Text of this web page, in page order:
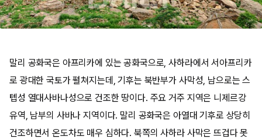
말리 공화국은 아프리카에 있는 공화국으로, 사하라에서 서아프리카
로 광대한 국토가 펼쳐지는데, 기후는 북반부가 사막성, 남으로는 스
텝성 열대사바나성으로 건조한 땅이다. 주요 거주 지역은 니제르강
유역, 남부의 사바나 지역이다. 말리 공화국은 아열대 기후로 상당히
건조하면서 온도차도 매우 심하다. 북쪽의 사하라 사막은 뜨겁다 못